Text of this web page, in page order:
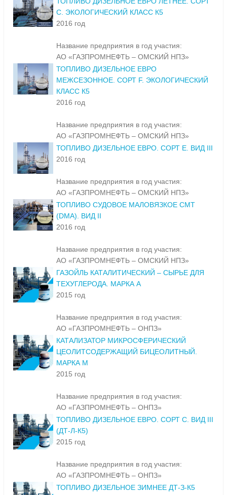
АО «ГАЗПРОМНЕФТЬ – ОМСКИЙ НПЗ»
ТОПЛИВО ДИЗЕЛЬНОЕ ЕВРО ЛЕТНЕЕ. СОРТ
С. ЭКОЛОГИЧЕСКИЙ КЛАСС К5
Название предприятия в год участия:
АО «ГАЗПРОМНЕФТЬ – ОМСКИЙ НПЗ»
ТОПЛИВО ДИЗЕЛЬНОЕ ЕВРО
МЕЖСЕЗОННОЕ. СОРТ F. ЭКОЛОГИЧЕСКИЙ
КЛАСС К5
Название предприятия в год участия:
АО «ГАЗПРОМНЕФТЬ – ОМСКИЙ НПЗ»
ТОПЛИВО ДИЗЕЛЬНОЕ ЕВРО. СОРТ Е. ВИД III
Название предприятия в год участия:
АО «ГАЗПРОМНЕФТЬ – ОМСКИЙ НПЗ»
ТОПЛИВО СУДОВОЕ МАЛОВЯЗКОЕ СМТ
(DMA). ВИД II
Название предприятия в год участия:
АО «ГАЗПРОМНЕФТЬ – ОМСКИЙ НПЗ»
ГАЗОЙЛЬ КАТАЛИТИЧЕСКИЙ – СЫРЬЕ ДЛЯ
ТЕХУГЛЕРОДА. МАРКА А
Название предприятия в год участия:
АО «ГАЗПРОМНЕФТЬ – ОНПЗ»
КАТАЛИЗАТОР МИКРОСФЕРИЧЕСКИЙ
ЦЕОЛИТСОДЕРЖАЩИЙ БИЦЕОЛИТНЫЙ.
МАРКА М
Название предприятия в год участия:
АО «ГАЗПРОМНЕФТЬ – ОНПЗ»
ТОПЛИВО ДИЗЕЛЬНОЕ ЕВРО. СОРТ С. ВИД III
(ДТ-Л-К5)
Название предприятия в год участия:
АО «ГАЗПРОМНЕФТЬ – ОНПЗ»